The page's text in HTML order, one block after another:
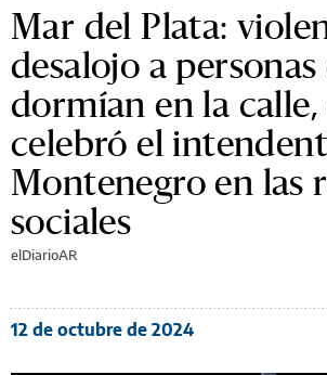
Mar del Plata:
desalojo a
dormían en la
celebró el
Montenegro en las
sociales
elDiarioAR
12 de octubre de 2024